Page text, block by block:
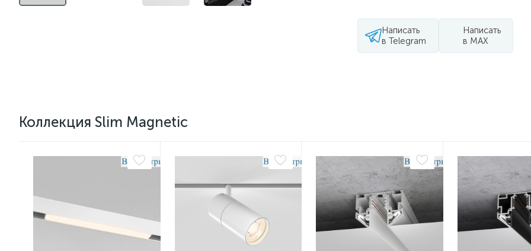
Написать
в Telegram
Написать
в MAX
Коллекция Slim Magnetic